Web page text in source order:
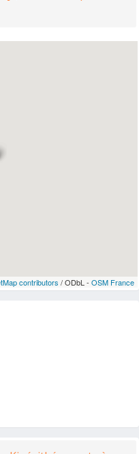
contributors / ODbL - OSM France